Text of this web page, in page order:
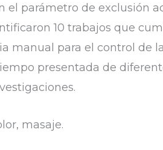
el parámetro de exclusión
10 trabajos que
manual para el control de
presentada de
masaje.